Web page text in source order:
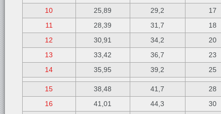
10
25,89 29,2
17
11
28,39 31,7
18
12
30,91 34,2
20
13
33,42 36,7
23
14
35,95 39,2 25
15 38,48 41,7
28
16
41,01 44,3
30